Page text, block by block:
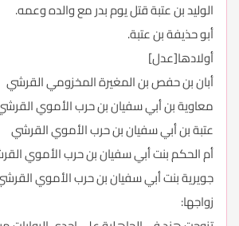
الوليد بن عتبة قتل يوم بدر مع والده وعمه.
أبو حذيفة بن عتبة.
أولادها[عدل]
أبان بن حفص بن المغيرة المخزومي القرشي
معاوية بن أبي سفيان بن حرب الأموي
عتبة بن أبي سفيان بن حرب الأموي القرشي
أم الحكم بنت أبي سفيان بن حرب الأموي
جويرية بنت أبي سفيان بن حرب الأموي
زواجها: